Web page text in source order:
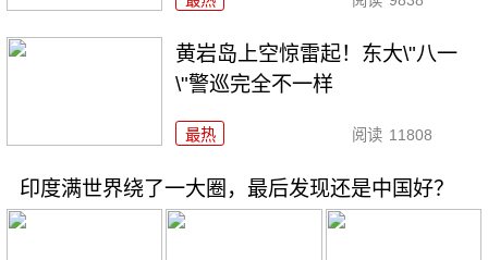
黄岩岛上空惊雷起！东大\"八一
\"警巡完全不一样
最热 阅读 11808
印度满世界绕了一大圈，最后发现还是中国好？